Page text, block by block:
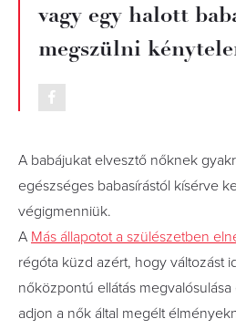
vagy egy halott
megszülni
A babájukat elvesztő nőknek
egészséges babasírástól kísérve
végigmenniük.
A Más állapotot a szülészetben
régóta küzd azért, hogy változást
nőközpontú ellátás
adjon a nők által megélt